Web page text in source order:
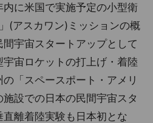
に米国で実施予定の小型衛
(アスカワン)ミッションの概
宇宙スタートアップとして
宙ロケットの打上げ・着陸
「スペースポート・アメリ
設での日本の民間宇宙スタ
離着陸実験も日本初とな